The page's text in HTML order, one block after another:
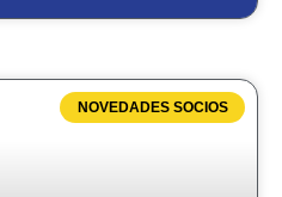
NOVEDADES SOCIOS